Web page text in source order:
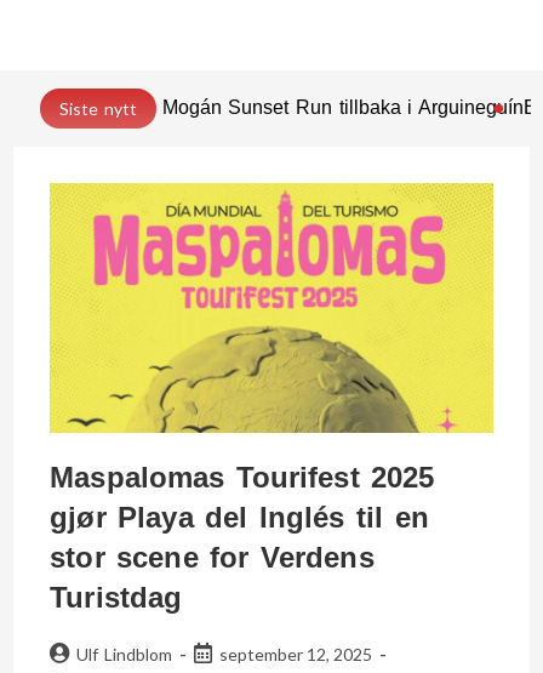
Siste nytt Mogán Sunset Run tillbaka i Arguineguín
Maspalomas Tourifest 2025
gjør Playa del Inglés til en
stor scene for Verdens
Turistdag
Ulf Lindblom
september 12, 2025